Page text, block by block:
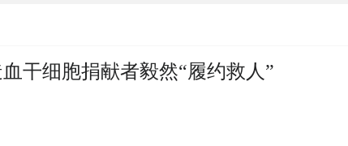
干细胞捐献者毅然“履约救人”